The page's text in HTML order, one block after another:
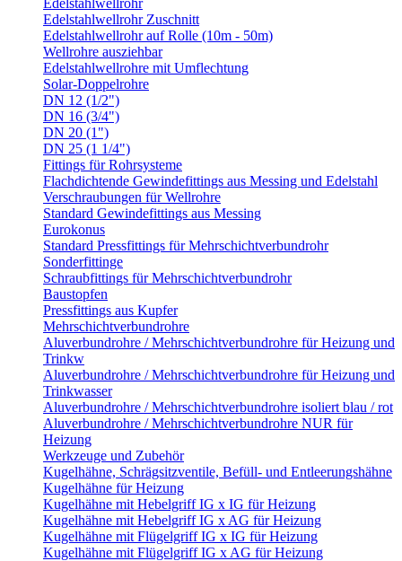
Edelstahlwellrohr
Edelstahlwellrohr Zuschnitt
Edelstahlwellrohr auf Rolle (10m - 50m)
Wellrohre ausziehbar
Edelstahlwellrohre mit Umflechtung
Solar-Doppelrohre
DN 12 (1/2")
DN 16 (3/4")
DN 20 (1")
DN 25 (1 1/4")
Fittings für Rohrsysteme
Flachdichtende Gewindefittings aus Messing und Edelstahl
Verschraubungen für Wellrohre
Standard Gewindefittings aus Messing
Eurokonus
Standard Pressfittings für Mehrschichtverbundrohr
Sonderfittinge
Schraubfittings für Mehrschichtverbundrohr
Baustopfen
Pressfittings aus Kupfer
Mehrschichtverbundrohre
Aluverbundrohre / Mehrschichtverbundrohre für Heizung und
Trinkw
Aluverbundrohre / Mehrschichtverbundrohre für Heizung und
Trinkwasser
Aluverbundrohre / Mehrschichtverbundrohre isoliert blau / rot
Aluverbundrohre / Mehrschichtverbundrohre NUR für
Heizung
Werkzeuge und Zubehör
Kugelhähne, Schrägsitzventile, Befüll- und Entleerungshähne
Kugelhähne für Heizung
Kugelhähne mit Hebelgriff IG x IG für Heizung
Kugelhähne mit Hebelgriff IG x AG für Heizung
Kugelhähne mit Flügelgriff IG x IG für Heizung
Kugelhähne mit Flügelgriff IG x AG für Heizung